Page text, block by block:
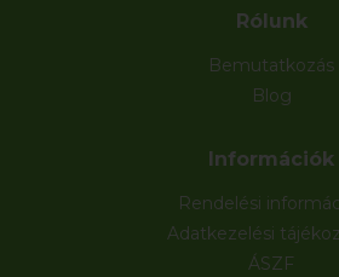
Rólunk
Bemutatkozás
Blog
Információk
Rendelési
Adatkezelési
ÁSZF